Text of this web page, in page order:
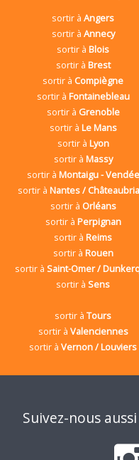
sortir àAngers
sortir à Annecy
sortir àBlois
sortir à Brest
sortir à Compiègne
sortir à Fontainebleau
sortir à Grenoble
sortir à Le Mans
sortir à Lyon
sortir à Massy
sortir à Montaigu - Vendée
sortir àNantes /
sortir à Orléans
sortir à Perpignan
sortir àReims
sortir à Rouen
sortir à Saint-Omer /
sortir àSens
sortir àTours
sortir à Valenciennes
sortir àVernon / Louviers
Suivez-nous